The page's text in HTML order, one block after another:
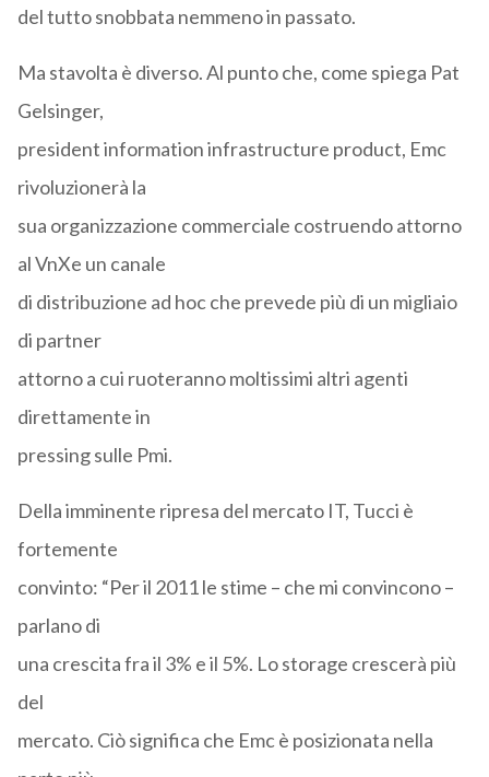
del tutto snobbata nemmeno in passato.
Ma stavolta è diverso. Al punto che, come spiega Pat
Gelsinger,
president information infrastructure product, Emc
rivoluzionerà la
sua organizzazione commerciale costruendo attorno
al VnXe un canale
di distribuzione ad hoc che prevede più di un migliaio
di partner
attorno a cui ruoteranno moltissimi altri agenti
direttamente in
pressing sulle Pmi.
Della imminente ripresa del mercato IT, Tucci è
fortemente
convinto: “Per il 2011 le stime – che mi convincono –
parlano di
una crescita fra il 3% e il 5%. Lo storage crescerà più
del
mercato. Ciò significa che Emc è posizionata nella